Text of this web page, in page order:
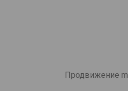
Продвижение